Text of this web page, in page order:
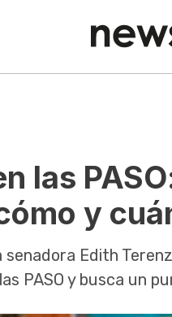
las
y
senadora Edith
PASO y busca un